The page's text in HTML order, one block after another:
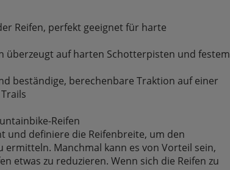
Reifen, perfekt geeignet für harte
überzeugt auf harten Schotterpisten und festem
beständige, berechenbare Traktion auf einer
Reifen
und definiere die Reifenbreite, um den
ermitteln. Manchmal kann es von Vorteil sein,
etwas zu reduzieren. Wenn sich die Reifen zu